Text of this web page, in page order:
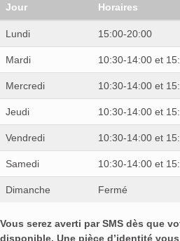
Jour Horaires
Lundi 15:00-20:00
Mardi 10:30-14:00 et
Mercredi 10:30-14:00 et
Jeudi 10:30-14:00 et
Vendredi 10:30-14:00 et
Samedi 10:30-14:00 et
Dimanche Fermé
Vous serez averti par SMS dès que
disponible. Une pièce d’identité